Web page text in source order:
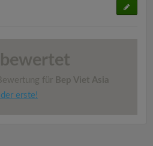
für Bep Viet Asia
erste!